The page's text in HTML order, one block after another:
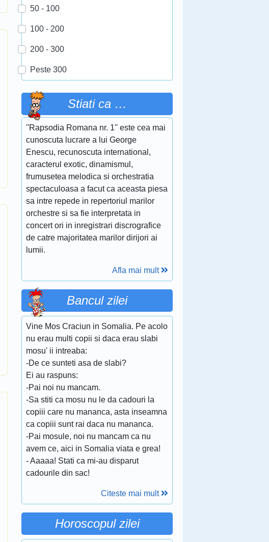
50 - 100
100 - 200
200 - 300
Peste 300
Stiati ca …
''Rapsodia Romana nr. 1'' este cea mai
cunoscuta lucrare a lui George
Enescu, recunoscuta international,
caracterul exotic, dinamismul,
frumusetea melodica si orchestratia
spectaculoasa a facut ca aceasta piesa
sa intre repede in repertoriul marilor
orchestre si sa fie interpretata in
concert ori in inregistrari discrografice
de catre majoritatea marilor dirijori ai
lumii.
Afla mai mult
Bancul zilei
Vine Mos Craciun in Somalia. Pe acolo
nu erau multi copii si daca erau slabi
mosu' ii intreaba:
-De ce sunteti asa de slabi?
Ei au raspuns:
-Pai noi nu mancam.
-Sa stiti ca mosu nu le da cadouri la
copiii care nu mananca, asta inseamna
ca copiii sunt rai daca nu mananca.
-Pai mosule, noi nu mancam ca nu
avem ce, aici in Somalia viata e grea!
- Aaaaa! Stati ca mi-au disparut
cadourile din sac!
Citeste mai mult
Horoscopul zilei